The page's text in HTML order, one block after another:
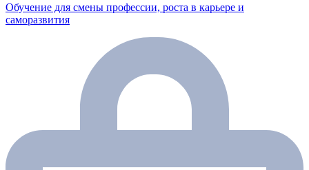
Обучение для смены профессии, роста в карьере и
саморазвития